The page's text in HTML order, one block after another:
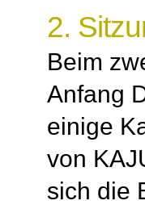
2.
Beim
Anfang
einige
von
sich die